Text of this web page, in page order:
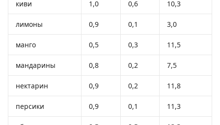
киви 1,0 0,6 10,3
лимоны 0,9 0,1 3,0
манго 0,5 0,3 11,5
мандарины 0,8 0,2 7,5
нектарин 0,9 0,2 11,8
персики 0,9 0,1 11,3